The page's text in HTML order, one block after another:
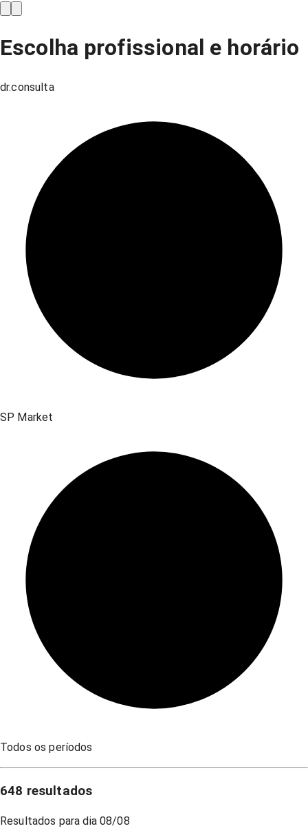
Escolha profissional e horário
dr.consulta
SP Market
Todos os períodos
648 resultados
Resultados para dia08/08